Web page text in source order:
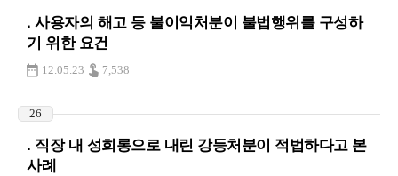
. 사용자의 해고 등 불이익처분이 불법행위를 구성하
기 위한 요건
12.05.23 7,538
26
. 직장 내 성희롱으로 내린 강등처분이 적법하다고 본
사례